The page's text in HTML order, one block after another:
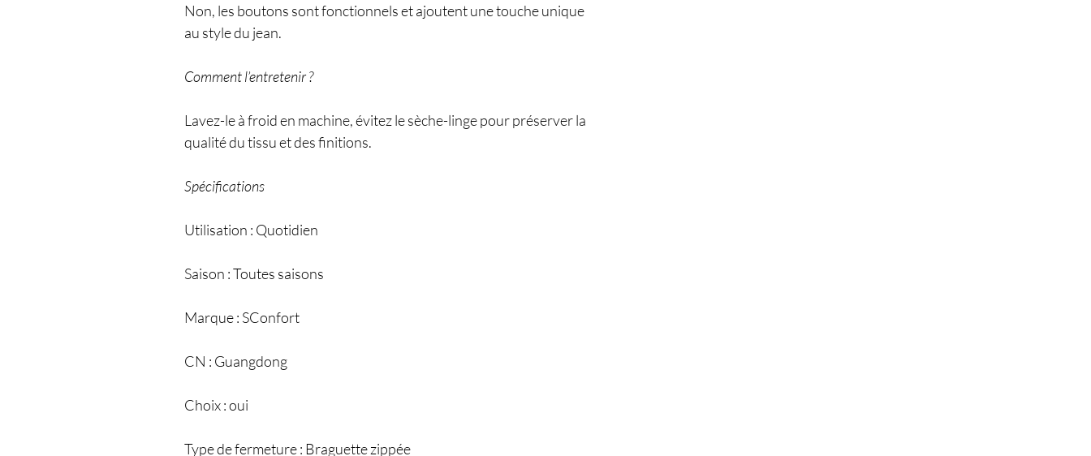
Non, les boutons sont fonctionnels et ajoutent une touche unique
au style du jean.
Comment l’entretenir ?
Lavez-le à froid en machine, évitez le sèche-linge pour préserver la
qualité du tissu et des finitions.
Spécifications
Utilisation : Quotidien
Saison : Toutes saisons
Marque : SConfort
CN : Guangdong
Choix : oui
Type de fermeture : Braguette zippée